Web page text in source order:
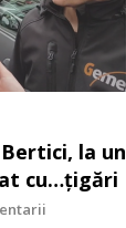
la un
cu…țigări